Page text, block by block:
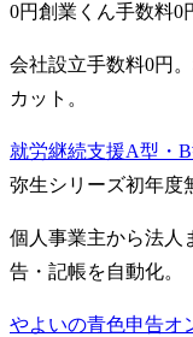
0円創業くん手数料0
会社設立手数料0円
カット。
就労継続支援A型・
弥生シリーズ初年度
個人事業主から法人
告・記帳を自動化。
やよいの青色申告オ